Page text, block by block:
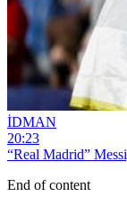
İDMAN
20:23
“Real Madrid”
End of content